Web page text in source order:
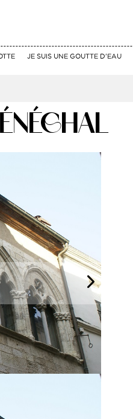
JE SUIS UNE GOUTTE D'EAU